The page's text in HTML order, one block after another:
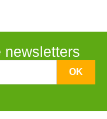
newsletters